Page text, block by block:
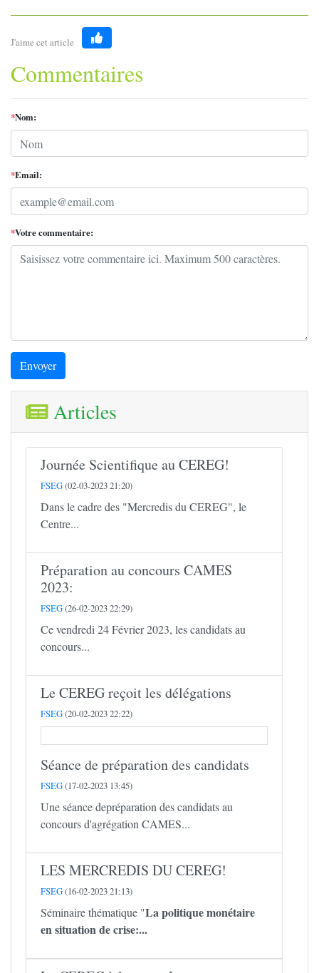
J'aime cet article
Like
Commentaires
*Nom:
*Email:
*Votre commentaire:
Envoyer
Articles
Journée Scientifique au CEREG!
FSEG(02-03-2023 21:20)
Dans le cadre des "Mercredis du CEREG", le
Centre...
Préparation au concours CAMES
2023:
FSEG(26-02-2023 22:29)
Ce vendredi 24 Février 2023, les candidats au
concours...
Le CEREG reçoit les délégations
FSEG(20-02-2023 22:22)
Séance de préparation des candidats
FSEG(17-02-2023 13:45)
Une séance depréparation des candidats au
concours d'agrégation CAMES...
LES MERCREDIS DU CEREG!
FSEG(16-02-2023 21:13)
Séminaire thématique "La politique monétaire
en situation de crise:...